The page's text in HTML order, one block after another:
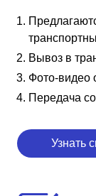
Вывоз в
Фото-видео
Передача
Узнать